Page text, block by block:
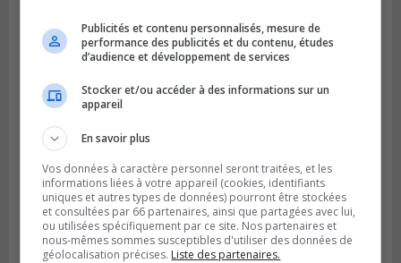
Publié le 6 août 2026 à 05h39
La grenade du camping du lac Cristal était
inoffensive
Publicités et contenu personnalisés, mesure de
performance des publicités et du contenu, études
d’audience et développement de services
Stocker et/ou accéder à des informations sur un
appareil
En savoir plus
Vos données à caractère personnel seront traitées, et les
informations liées à votre appareil (cookies, identifiants
uniques et autres types de données) pourront être stockées
et consultées par 66 partenaires, ainsi que partagées avec lui,
ou utilisées spécifiquement par ce site. Nos partenaires et
nous-mêmes sommes susceptibles d'utiliser des données de
géolocalisation précises. Liste des partenaires.